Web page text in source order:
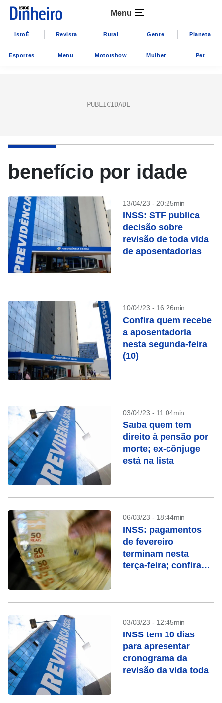
Menu
IstoÉ Revista Rural Gente Planeta
Esportes Menu Motorshow Mulher Pet
benefício por idade
13/04/23 - 20:25min
INSS: STF publica
decisão sobre
revisão de toda vida
de aposentadorias
10/04/23 - 16:26min
Confira quem recebe
a aposentadoria
nesta segunda-feira
(10)
03/04/23 - 11:04min
Saiba quem tem
direito à pensão por
morte; ex-cônjuge
está na lista
06/03/23 - 18:44min
INSS: pagamentos
de fevereiro
terminam nesta
terça-feira; confira
03/03/23 - 12:45min
INSS tem 10 dias
para apresentar
cronograma da
revisão da vida toda